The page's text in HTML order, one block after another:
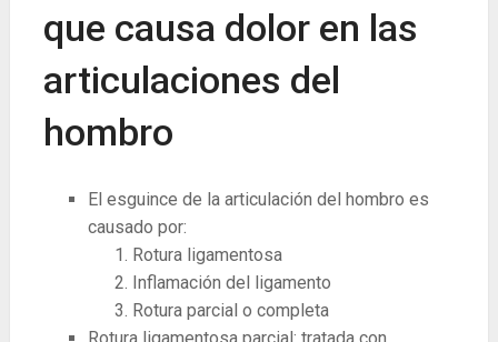
que causa dolor en las
articulaciones del
hombro
El esguince de la articulación del hombro es
causado por:
Rotura ligamentosa
Inflamación del ligamento
Rotura parcial o completa